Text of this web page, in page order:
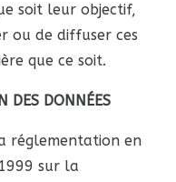
soit leur objectif,
ou de diffuser ces
que ce soit.
DES DONNÉES
réglementation en
sur la